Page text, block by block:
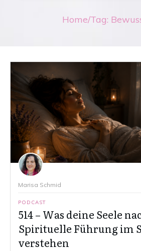
Home/Tag:
Marisa Schmid
PODCAST
514 – Was deine Seele
Spirituelle Führung im
verstehen